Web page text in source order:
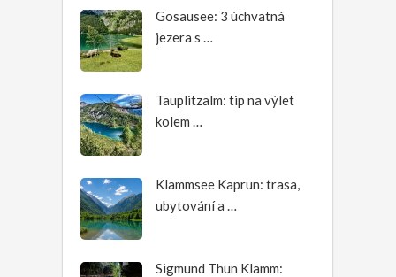
Gosausee: 3 úchvatná
jezera s …
Tauplitzalm: tip na výlet
kolem …
Klammsee Kaprun: trasa,
ubytování a …
Sigmund Thun Klamm: